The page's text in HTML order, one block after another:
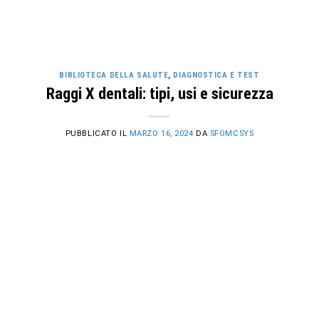
BIBLIOTECA DELLA SALUTE, DIAGNOSTICA E TEST
Raggi X dentali: tipi, usi e sicurezza
PUBBLICATO IL MARZO 16, 2024 DA SFOMCSYS